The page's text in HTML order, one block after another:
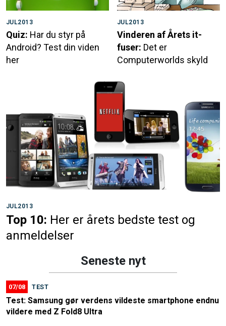
JUL2013
Quiz: Har du styr på
Android? Test din viden
her
JUL2013
Vinderen af Årets it-
fuser: Det er
Computerworlds skyld
JUL2013
Top 10: Her er årets bedste test og
anmeldelser
Seneste nyt
07/08 TEST
Test: Samsung gør verdens vildeste smartphone endnu
vildere med Z Fold8 Ultra